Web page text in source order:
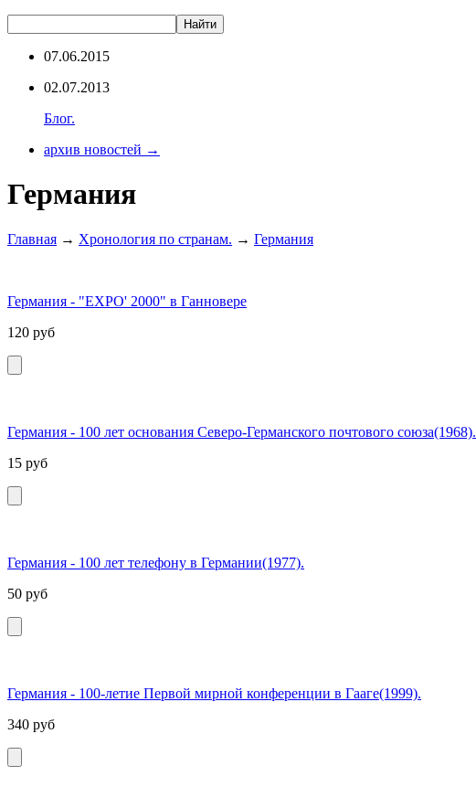
07.06.2015
02.07.2013
Блог.
архив новостей →
Германия
Главная → Хронология по странам. → Германия
Германия - "EXPO' 2000" в Ганновере
120 руб
Германия - 100 лет основания Северо-Германского почтового союза(1968).
15 руб
Германия - 100 лет телефону в Германии(1977).
50 руб
Германия - 100-летие Первой мирной конференции в Гааге(1999).
340 руб